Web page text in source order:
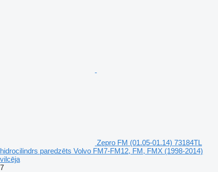
Zepro FM (01.05-01.14) 73184TL
hidrocilindrs paredzēts Volvo FM7-FM12, FM, FMX (1998-2014)
vilcēja
7